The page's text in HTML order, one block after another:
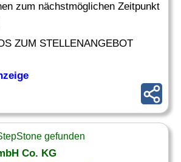
zum nächstmöglichen Zeitpunkt
ZUM STELLENANGEBOT
gefunden
Co. KG